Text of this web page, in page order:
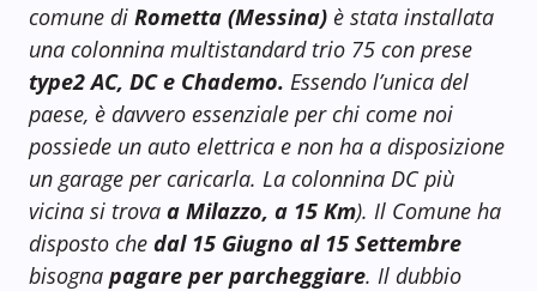
comune di Rometta (Messina) è stata installata
una colonnina multistandard trio 75 con prese
type2 AC, DC e Chademo. Essendo l’unica del
paese, è davvero essenziale per chi come noi
possiede un auto elettrica e non ha a disposizione
un garage per caricarla. La colonnina DC più
vicina si trova a Milazzo, a 15 Km). Il Comune ha
disposto che dal 15 Giugno al 15 Settembre
bisogna pagare per parcheggiare. Il dubbio